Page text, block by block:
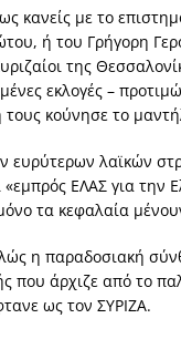
κανείς με το
ή του Γρήγορη
της
εκλογές –
κούνησε το
ευρύτερων λαϊκών
ΕΛΑΣ για την
τα κεφαλαία
η παραδοσιακή
που άρχιζε από το
ως τον ΣΥΡΙΖΑ.